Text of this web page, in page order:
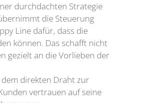
durchdachten Strategie
die Steuerung
Line dafür, dass die
können. Das schafft nicht
gezielt an die Vorlieben der
direkten Draht zur
vertrauen auf seine